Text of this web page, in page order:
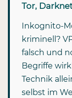
Tor,
Inkognito-
kriminell?
falsch und
Begriffe
Technik
selbst im